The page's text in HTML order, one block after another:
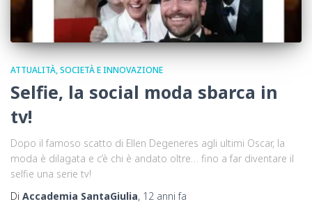
ATTUALITÀ, SOCIETÀ E INNOVAZIONE
Selfie, la social moda sbarca in
tv!
Dopo il famoso scatto di Ellen Degeneres agli ultimi Oscar, la
moda è dilagata e c’è chi è andato oltre… fino a far diventare il
selfie una serie tv!
Di Accademia SantaGiulia, 12 anni fa